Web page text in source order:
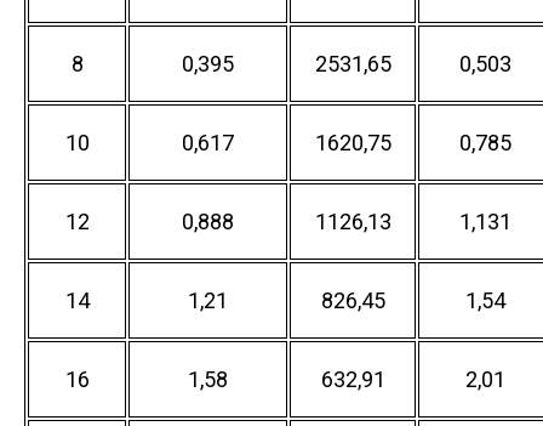
8 0,395 2531,65 0,503
10 0,617 1620,75 0,785
12 0,888 1126,13 1,131
14 1,21 826,45 1,54
16 1,58 632,91 2,01